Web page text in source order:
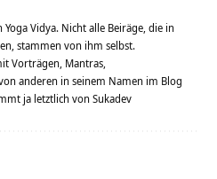
Vidya. Nicht alle Beiräge, die in
stammen von ihm selbst.
Vorträgen, Mantras,
anderen in seinem Namen im Blog
ja letztlich von Sukadev